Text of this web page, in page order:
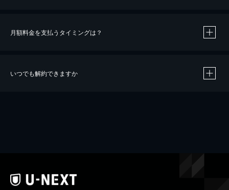
※40％ポイント還元の対象は、クレジットカード決済による作品の購入 / レンタルです。
iOSアプリのUコイン決済による作品の購入 / レンタルは、20％のポイント還元です。
月額料金を支払うタイミングは？
いつでも解約できますか